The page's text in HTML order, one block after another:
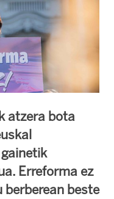
atzera bota
Erreforma ez
berberean beste